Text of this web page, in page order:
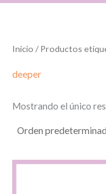
Inicio / Productos
deeper
Mostrando el único